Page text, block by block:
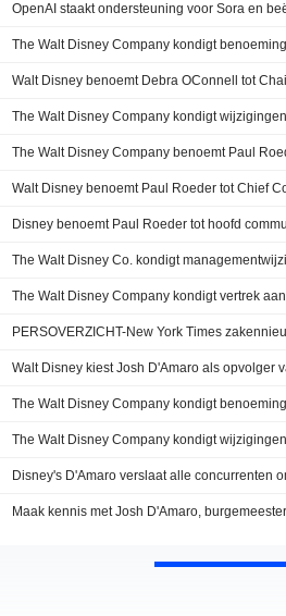
OpenAI staakt ondersteuning voor Sora en
The Walt Disney Company kondigt
Walt Disney benoemt Paul Roeder tot Chief
Disney benoemt Paul Roeder tot hoofd
The Walt Disney Co. kondigt
PERSOVERZICHT-New York Times
Walt Disney kiest Josh D'Amaro als opvolger